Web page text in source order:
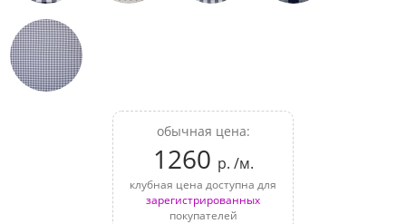
обычная цена:
1260 р. /м.
клубная цена доступна для
зарегистрированных
покупателей